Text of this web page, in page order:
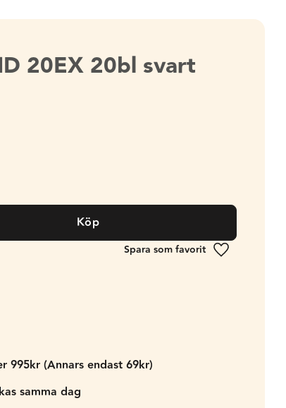
20EX 20bl svart
Köp
Lägg till i
995kr (Annars endast 69kr)
samma dag